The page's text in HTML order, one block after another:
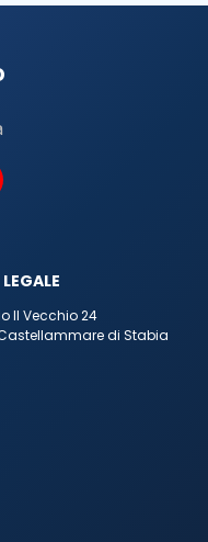
Il Vecchio 24
di Stabia